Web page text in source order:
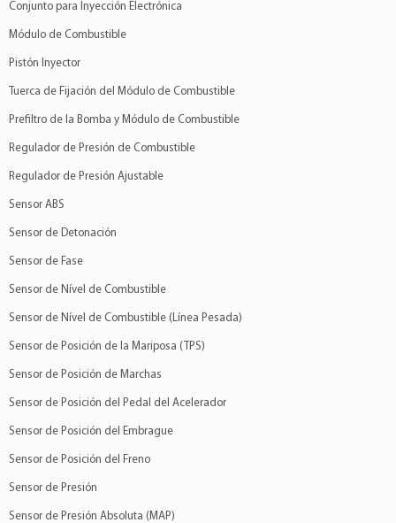
Conjunto para Inyección Electrónica
Módulo de Combustible
Pistón Inyector
Tuerca de Fijación del Módulo de Combustible
Prefiltro de la Bomba y Módulo de Combustible
Regulador de Presión de Combustible
Regulador de Presión Ajustable
Sensor ABS
Sensor de Detonación
Sensor de Fase
Sensor de Nível de Combustible
Sensor de Nível de Combustible (Línea Pesada)
Sensor de Posición de la Mariposa (TPS)
Sensor de Posición de Marchas
Sensor de Posición del Pedal del Acelerador
Sensor de Posición del Embrague
Sensor de Posición del Freno
Sensor de Presión
Sensor de Presión Absoluta (MAP)